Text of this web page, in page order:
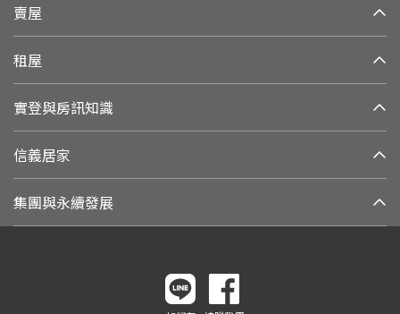
賣屋
租屋
實登與房訊知識
信義居家
集團與永續發展